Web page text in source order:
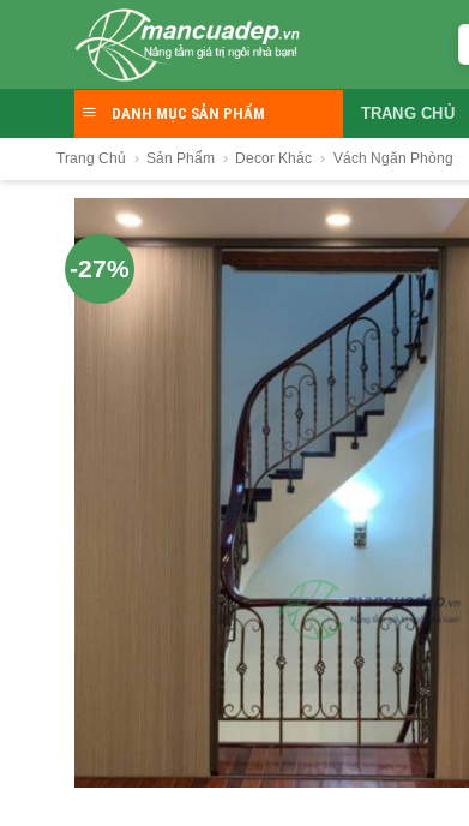
DANH MỤC SẢN PHẨM TRANG CHỦ
Trang Chủ › Sản Phẩm › Decor Khác › Vách Ngăn Phòng
-27%